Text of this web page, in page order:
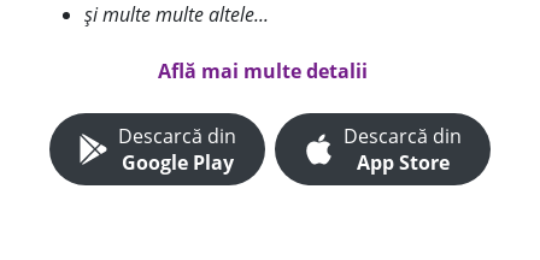
și multe multe altele...
Află mai multe detalii
Descarcă din
Google Play
Descarcă din
App Store